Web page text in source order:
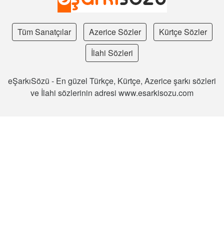
Tüm Sanatçılar Azerice Sözler
Kürtçe Sözler
İlahi Sözleri
eŞarkıSözü - En güzel Türkçe, Kürtçe, Azerice şarkı sözleri
ve İlahi sözlerinin adresi www.esarkisozu.com